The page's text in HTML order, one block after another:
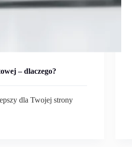
– dlaczego?
dla Twojej strony